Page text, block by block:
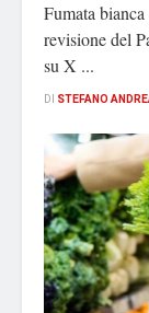
Fumata
revisione del
su X ...
DI STEFANO